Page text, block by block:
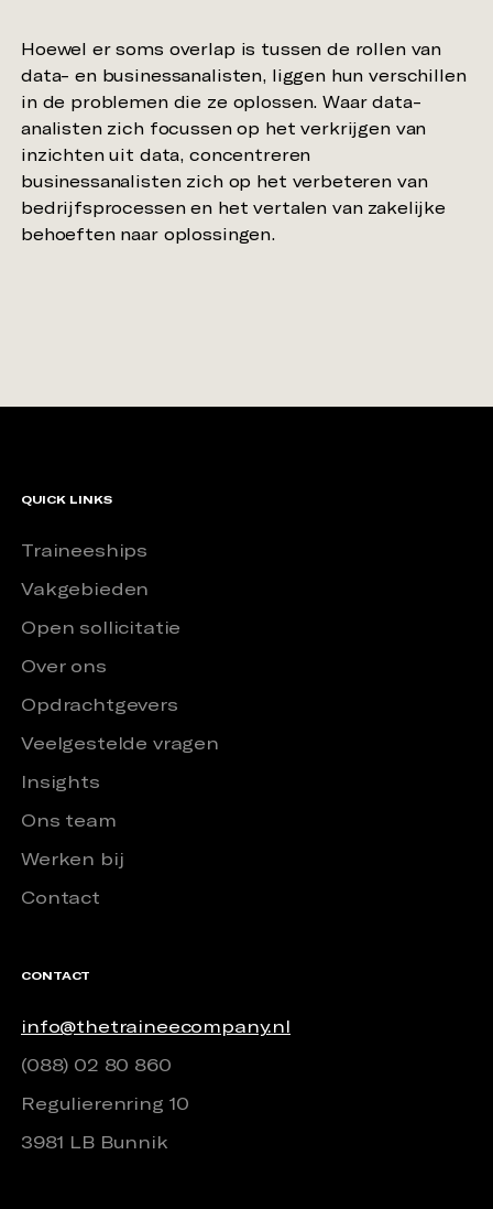
Hoewel er soms overlap is tussen de rollen van
data- en businessanalisten, liggen hun verschillen
in de problemen die ze oplossen. Waar data-
analisten zich focussen op het verkrijgen van
inzichten uit data, concentreren
businessanalisten zich op het verbeteren van
bedrijfsprocessen en het vertalen van zakelijke
behoeften naar oplossingen.
QUICK LINKS
Traineeships
Vakgebieden
Open sollicitatie
Over ons
Opdrachtgevers
Veelgestelde vragen
Insights
Ons team
Werken bij
Contact
CONTACT
info@thetraineecompany.nl
(088) 02 80 860
Regulierenring 10
3981 LB Bunnik